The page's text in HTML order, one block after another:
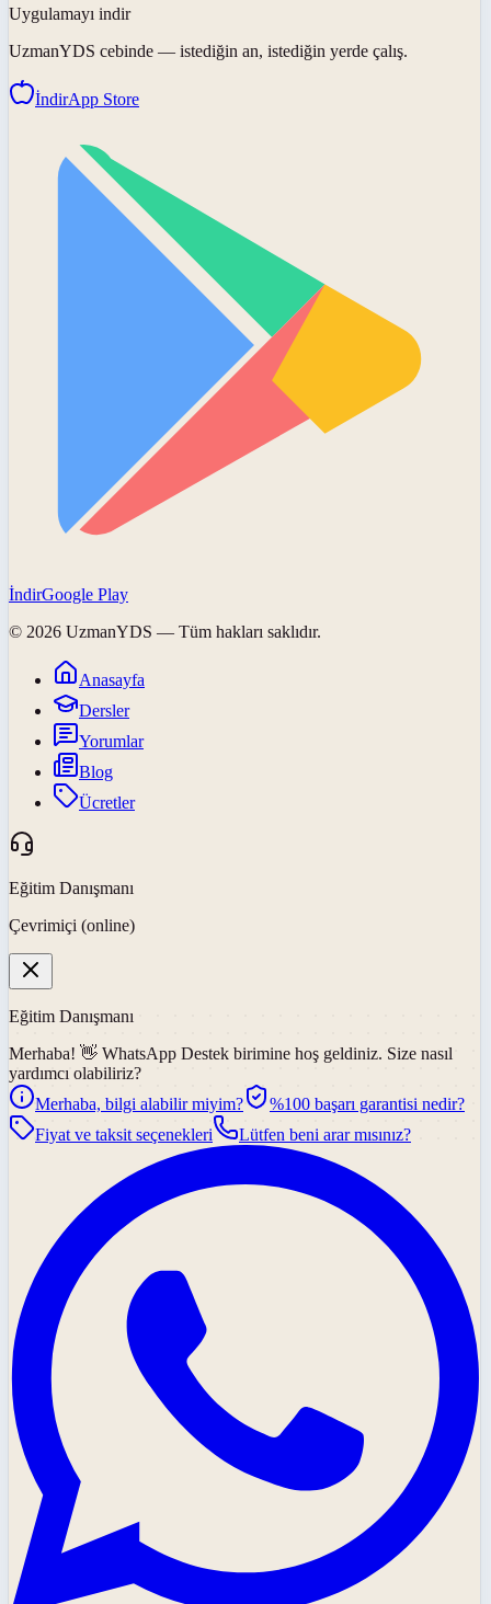
Uygulamayı indir
UzmanYDS cebinde — istediğin an, istediğin yerde çalış.
İndirApp Store
İndirGoogle Play
© 2026 UzmanYDS — Tüm hakları saklıdır.
Anasayfa
Dersler
Yorumlar
Blog
Ücretler
Eğitim Danışmanı
Çevrimiçi (online)
Eğitim Danışmanı
Merhaba! 👋 WhatsApp Destek birimine hoş geldiniz. Size nasıl
yardımcı olabiliriz?
Merhaba, bilgi alabilir miyim?
%100 başarı garantisi nedir?
Fiyat ve taksit seçenekleri
Lütfen beni arar mısınız?